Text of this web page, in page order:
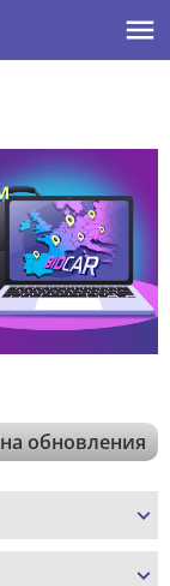
обновления